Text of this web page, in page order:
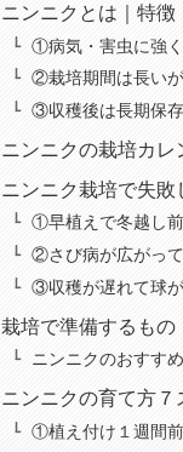
ニンニクとは｜特徴
①病気・害虫に強
②栽培期間は長い
③収穫後は長期保
ニンニクの栽培カレ
ニンニク栽培で失
①早植えで冬越し
②さび病が広がっ
③収穫が遅れて球
栽培で準備するもの
ニンニクのおすす
ニンニクの育て方７
①植え付け１週間